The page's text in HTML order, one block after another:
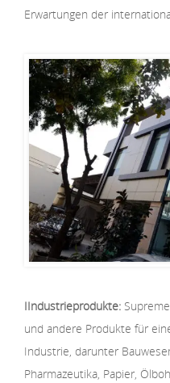
Erwartungen der
IIndustrieprodukte:
und andere Produkte für
Industrie, darunter
Pharmazeutika, Papier,